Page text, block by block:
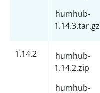
humhub-
1.14.3.tar.gz
1.14.2
humhub-
1.14.2.zip
humhub-